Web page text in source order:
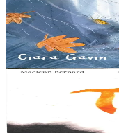
Pris dans une violente
pour s'y réfugier. Mais
dans le vent et patauger
En stock13,00 €
8 ans et plus